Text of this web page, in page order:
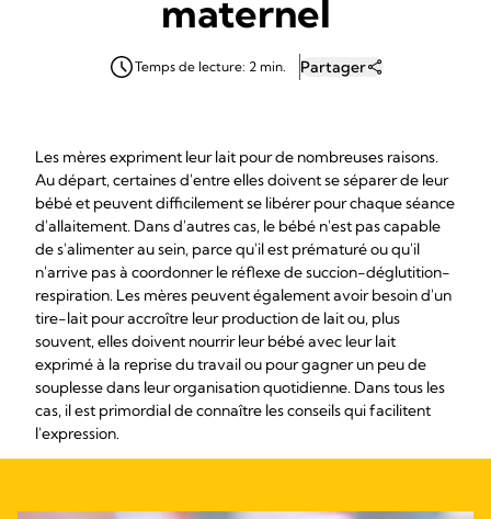
maternel
Temps de lecture: 2 min. Partager
Les mères expriment leur lait pour de nombreuses raisons.
Au départ, certaines d'entre elles doivent se séparer de leur
bébé et peuvent difficilement se libérer pour chaque séance
d'allaitement. Dans d'autres cas, le bébé n'est pas capable
de s'alimenter au sein, parce qu'il est prématuré ou qu'il
n'arrive pas à coordonner le réflexe de succion-déglutition-
respiration. Les mères peuvent également avoir besoin d'un
tire-lait pour accroître leur production de lait ou, plus
souvent, elles doivent nourrir leur bébé avec leur lait
exprimé à la reprise du travail ou pour gagner un peu de
souplesse dans leur organisation quotidienne. Dans tous les
cas, il est primordial de connaître les conseils qui facilitent
l'expression.